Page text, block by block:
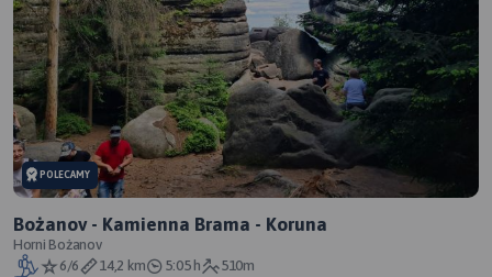
POLECAMY
Bożanov - Kamienna Brama - Koruna
Horni Bożanov
6/6
14,2 km 5:05 h 510m